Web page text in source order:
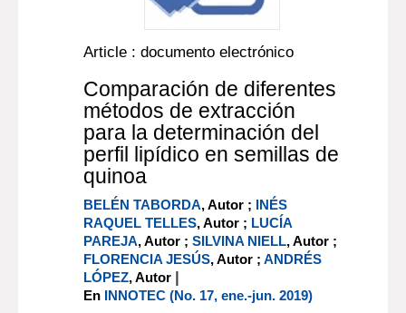
Article : documento electrónico
Comparación de diferentes
métodos de extracción
para la determinación del
perfil lipídico en semillas de
quinoa
BELÉN TABORDA, Autor ; INÉS
RAQUEL TELLES, Autor ; LUCÍA
PAREJA, Autor ;SILVINA NIELL, Autor ;
FLORENCIA JESÚS, Autor ;ANDRÉS
LÓPEZ, Autor |
En INNOTEC (No. 17, ene.-jun. 2019)